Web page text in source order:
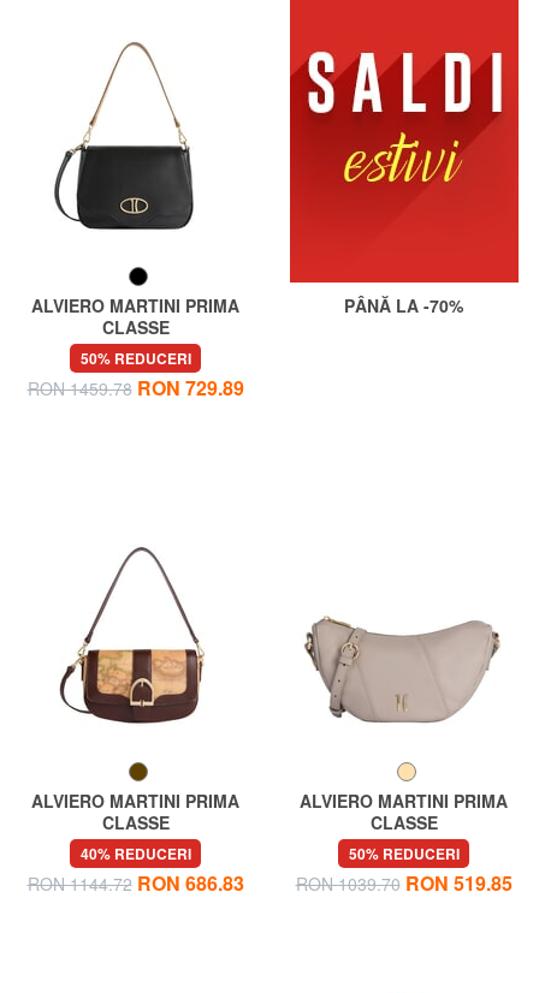
ALVIERO MARTINI PRIMA
CLASSE
BRAVE MESSENGER Geantă
de umăr din piele Nappa
50% REDUCERI
RON 1459.78 RON 729.89
PÂNĂ LA -70%
ALVIERO MARTINI PRIMA
CLASSE
VALLEY GEO Geantă de
umăr cu curea de umăr
40% REDUCERI
RON 1144.72 RON 686.83
ALVIERO MARTINI PRIMA
CLASSE
CELTIC Geantă de umăr
Crescent
50% REDUCERI
RON 1039.70 RON 519.85